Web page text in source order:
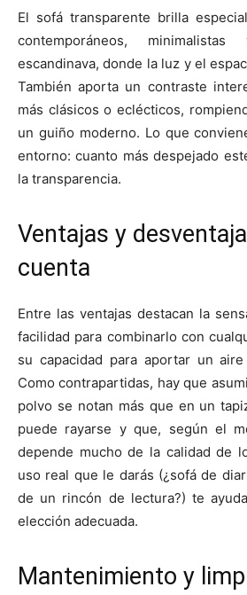
El sofá transparente brilla
contemporáneos,
escandinava, donde la luz y el
También aporta un contraste
más clásicos o eclécticos,
un guiño moderno. Lo que
entorno: cuanto más despejado
la transparencia.
Ventajas y
cuenta
Entre las ventajas destacan la
facilidad para combinarlo con
su capacidad para aportar un
Como contrapartidas, hay que
polvo se notan más que en un
puede rayarse y que, según el
depende mucho de la calidad de
uso real que le darás (¿sofá de
de un rincón de lectura?) te
elección adecuada.
Mantenimiento y